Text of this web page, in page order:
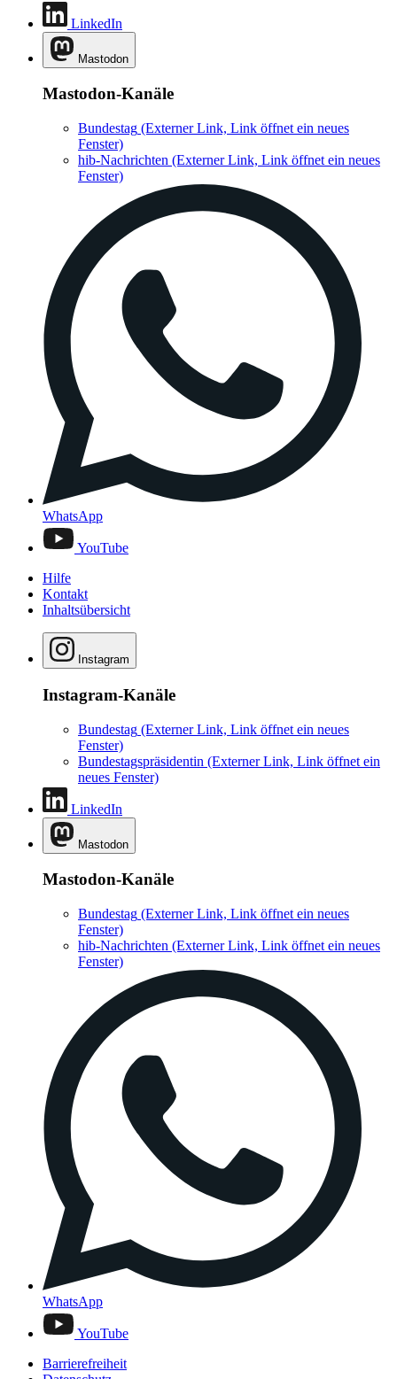
LinkedIn
Mastodon
Mastodon-Kanäle
Bundestag (Externer Link, Link öffnet ein neues
Fenster)
hib-Nachrichten (Externer Link, Link öffnet ein neues
Fenster)
WhatsApp
YouTube
Hilfe
Kontakt
Inhaltsübersicht
Instagram
Instagram-Kanäle
Bundestag (Externer Link, Link öffnet ein neues
Fenster)
Bundestagspräsidentin (Externer Link, Link öffnet ein
neues Fenster)
LinkedIn
Mastodon
Mastodon-Kanäle
Bundestag (Externer Link, Link öffnet ein neues
Fenster)
hib-Nachrichten (Externer Link, Link öffnet ein neues
Fenster)
WhatsApp
YouTube
Barrierefreiheit